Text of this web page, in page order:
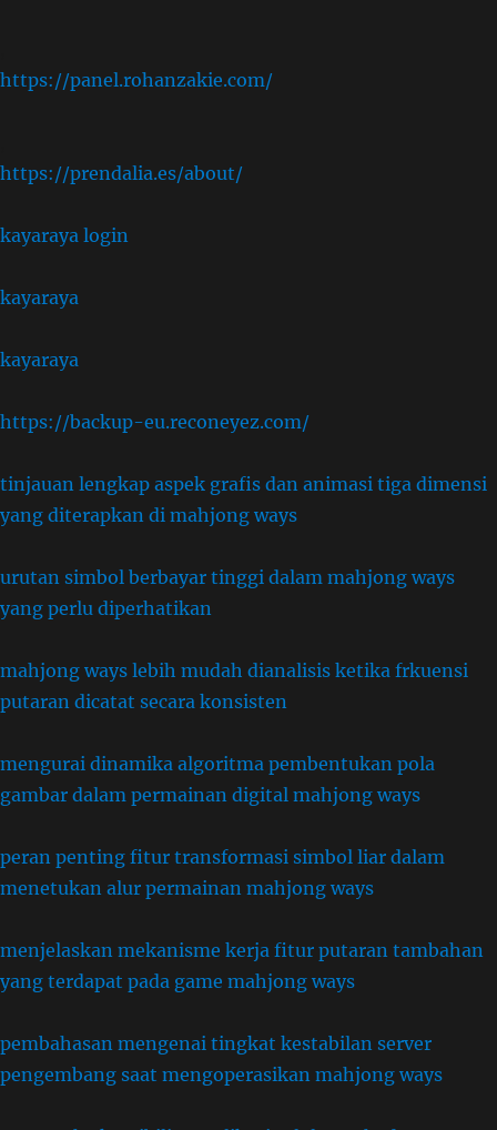
https://panel.rohanzakie.com/
https://prendalia.es/about/
kayaraya login
kayaraya
kayaraya
https://backup-eu.reconeyez.com/
tinjauan lengkap aspek grafis dan animasi tiga dimensi
yang diterapkan di mahjong ways
urutan simbol berbayar tinggi dalam mahjong ways
yang perlu diperhatikan
mahjong ways lebih mudah dianalisis ketika frkuensi
putaran dicatat secara konsisten
mengurai dinamika algoritma pembentukan pola
gambar dalam permainan digital mahjong ways
peran penting fitur transformasi simbol liar dalam
menetukan alur permainan mahjong ways
menjelaskan mekanisme kerja fitur putaran tambahan
yang terdapat pada game mahjong ways
pembahasan mengenai tingkat kestabilan server
pengembang saat mengoperasikan mahjong ways